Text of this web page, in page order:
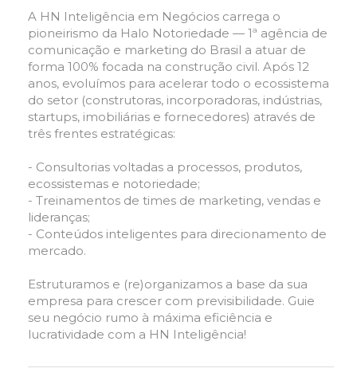
A HN Inteligência em Negócios carrega o
pioneirismo da Halo Notoriedade — 1ª agência de
comunicação e marketing do Brasil a atuar de
forma 100% focada na construção civil. Após 12
anos, evoluímos para acelerar todo o ecossistema
do setor (construtoras, incorporadoras, indústrias,
startups, imobiliárias e fornecedores) através de
três frentes estratégicas:
- Consultorias voltadas a processos, produtos,
ecossistemas e notoriedade;
- Treinamentos de times de marketing, vendas e
lideranças;
- Conteúdos inteligentes para direcionamento de
mercado.
Estruturamos e (re)organizamos a base da sua
empresa para crescer com previsibilidade. Guie
seu negócio rumo à máxima eficiência e
lucratividade com a HN Inteligência!